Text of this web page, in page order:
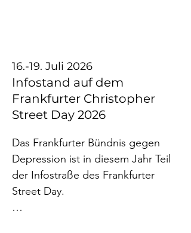
03. Juli 10-14 Uhr
Wo? Merianplatz, 60316 Frankfurt
am Main
16.-19. Juli 2026
Infostand auf dem
Frankfurter Christopher
Street Day 2026
Das Frankfurter Bündnis gegen
Depression ist in diesem Jahr Teil
der Infostraße des Frankfurter
Street Day.